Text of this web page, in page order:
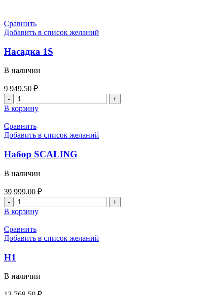
Сравнить
Добавить в список желаний
Насадка 1S
В наличии
9 949.50 ₽
Количество
товара
1S
В корзину
Сравнить
Добавить в список желаний
Набор SCALING
В наличии
39 999.00 ₽
Количество
товара
Набор
SCALING
В корзину
Сравнить
Добавить в список желаний
H1
В наличии